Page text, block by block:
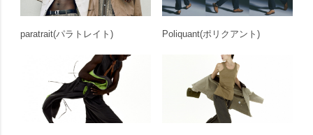
paratrait(パラトレイト) Poliquant(ポリクアント)